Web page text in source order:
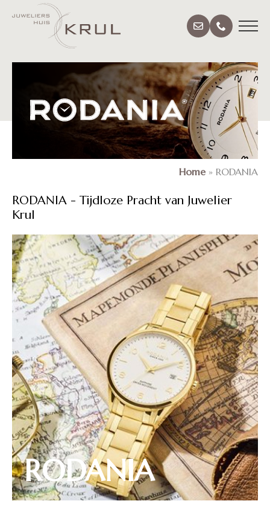
Home » RODANIA
RODANIA - Tijdloze Pracht van Juwelier
Krul
RODANIA